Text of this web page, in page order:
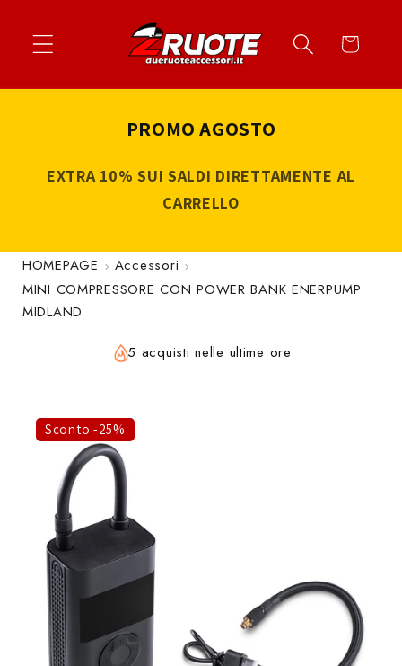
Vai al piè di página
Apri widget di accessibilità
ai contenuti
Carrello
PROMO AGOSTO
EXTRA 10% SUI SALDI DIRETTAMENTE AL
CARRELLO
HOMEPAGE
Accessori
MINI COMPRESSORE CON POWER BANK ENERPUMP
MIDLAND
5 acquisti nelle ultime ore
Sconto -25%